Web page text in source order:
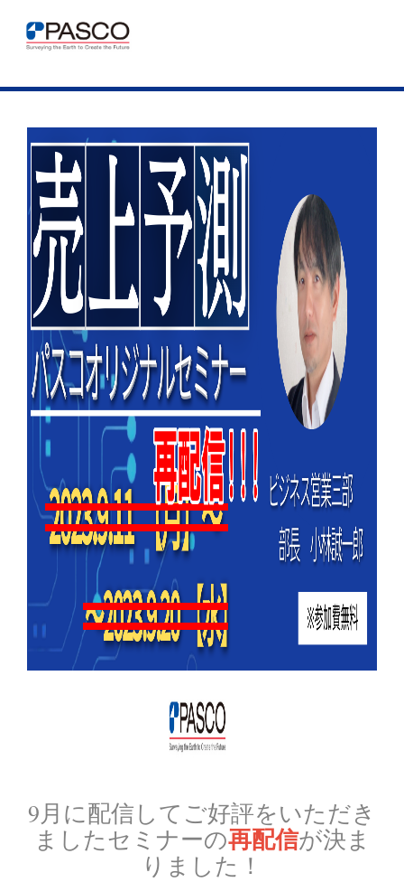
9月に配信してご好評をいただき
ましたセミナーの再配信が決ま
りました！